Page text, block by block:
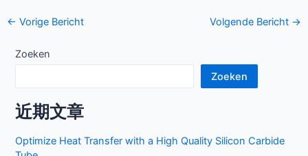
Bericht
← Vorige Bericht Volgende Bericht →
Zoeken
Zoeken
近期文章
Optimize Heat Transfer with a High Quality Silicon Carbide